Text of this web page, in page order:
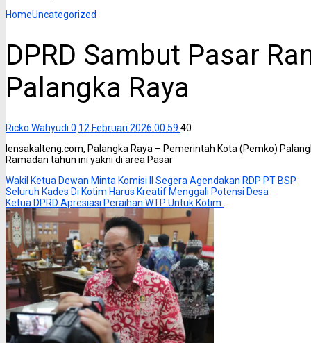
HomeUncategorized
DPRD Sambut Pasar
Palangka Raya
Ricko Wahyudi 0 12 Februari 2026 00:59 40
lensakalteng.com, Palangka Raya – Pemerintah Kota (Pemko)
Ramadan tahun ini yakni di area Pasar
Wakil Ketua Dewan Minta Komisi II Segera Agendakan RDP PT BSP
Seluruh Kades Di Kotim Harus Kreatif Menggali Potensi Desa
Ketua DPRD Apresiasi Peraihan WTP Untuk Kotim